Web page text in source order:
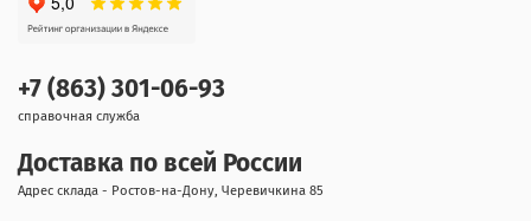
+7 (863) 301-06-93
справочная служба
Доставка по всей России
Адрес склада - Ростов-на-Дону, Черевичкина 85